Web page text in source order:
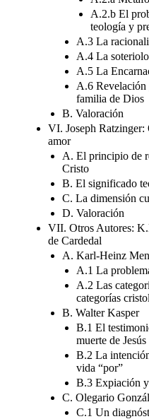
A.2.b El
teología y
A.3 La
A.4 La
A.5 La
A.6 Revelación
familia de Dios
B. Valoración
VI. Joseph Ratzinger:
amor
A. El principio de
Cristo
B. El significado
C. La dimensión
D. Valoración
VII. Otros Autores:
de Cardedal
A. Karl-Heinz
A.1 La
A.2 Las
categorías
B. Walter Kasper
B.1 El
muerte de Jesús
B.2 La
vida “por”
B.3 Expiación
C. Olegario
C.1 Un